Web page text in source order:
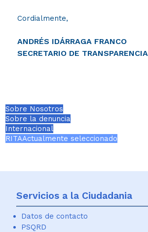
Cordialmente,
ANDRÉS IDÁRRAGA FRANCO
SECRETARIO DE TRANSPARENCIA
Sobre Nosotros
Sobre la denuncia
Internacional
RITAActualmente seleccionado
Servicios a la Ciudadania
Datos de contacto
PSQRD